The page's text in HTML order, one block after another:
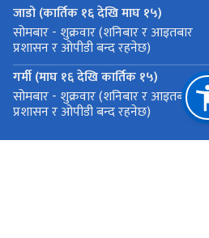
जाडो (कार्तिक १६ देखि माघ १५)
सोमबार - शुक्रवार (शनिबार र आइतबार
प्रशासन र ओपीडी बन्द रहनेछ)
गर्मी (माघ १६ देखि कार्तिक १५)
सोमबार - शुक्रवार (शनिबार र आइतबार
प्रशासन र ओपीडी बन्द रहनेछ)